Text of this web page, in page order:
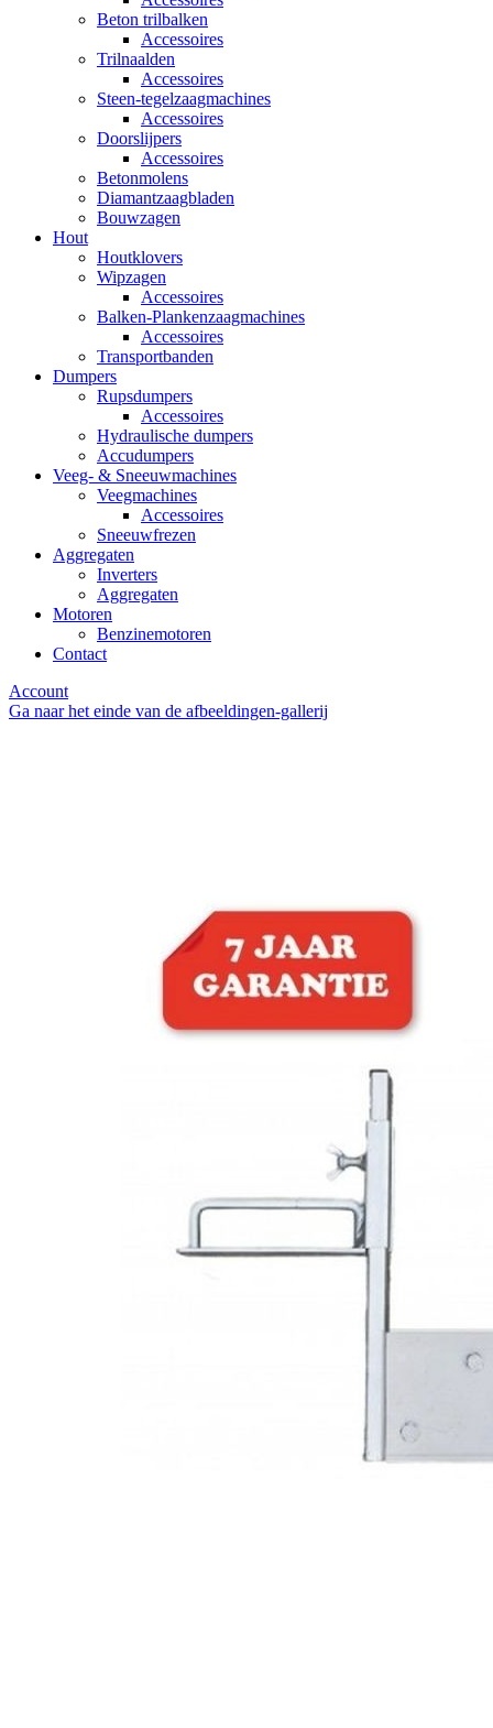
Beton trilbalken
Accessoires
Trilnaalden
Accessoires
Steen-tegelzaagmachines
Accessoires
Doorslijpers
Accessoires
Betonmolens
Diamantzaagbladen
Bouwzagen
Hout
Houtklovers
Wipzagen
Accessoires
Balken-Plankenzaagmachines
Accessoires
Transportbanden
Dumpers
Rupsdumpers
Accessoires
Hydraulische dumpers
Accudumpers
Veeg- & Sneeuwmachines
Veegmachines
Accessoires
Sneeuwfrezen
Aggregaten
Inverters
Aggregaten
Motoren
Benzinemotoren
Contact
Account
Ga naar het einde van de afbeeldingen-gallerij